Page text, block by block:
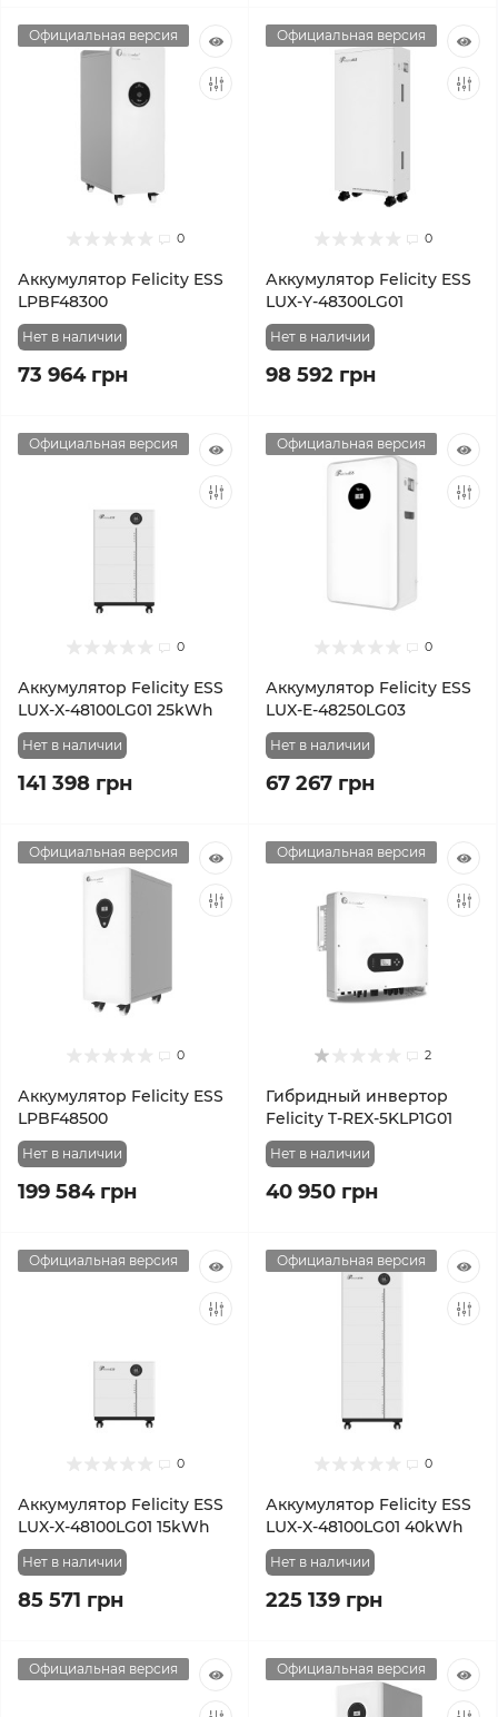
Официальная версия
0
Аккумулятор Felicity ESS
LPBF48300
Нет в наличии
73 964 грн
Официальная версия
0
Аккумулятор Felicity ESS
LUX-Y-48300LG01
Нет в наличии
98 592 грн
Официальная версия
0
Аккумулятор Felicity ESS
LUX-X-48100LG01 25kWh
Нет в наличии
141 398 грн
Официальная версия
0
Аккумулятор Felicity ESS
LUX-E-48250LG03
Нет в наличии
67 267 грн
Официальная версия
0
Аккумулятор Felicity ESS
LPBF48500
Нет в наличии
199 584 грн
Официальная версия
2
Гибридный инвертор
Felicity T-REX-5KLP1G01
Нет в наличии
40 950 грн
Официальная версия
0
Аккумулятор Felicity ESS
LUX-X-48100LG01 15kWh
Нет в наличии
85 571 грн
Официальная версия
0
Аккумулятор Felicity ESS
LUX-X-48100LG01 40kWh
Нет в наличии
225 139 грн
Официальная версия Официальная версия